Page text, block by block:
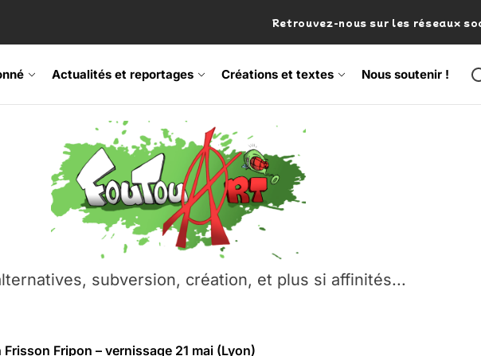
Retrouvez-nous sur les réseaux
Actualités et reportages Créations et textes Nous soutenir !
subversion, création, et plus si affinités...
Frisson Fripon – vernissage 21 mai (Lyon)
Festival – Samedi 18 juillet (Vaulx-en-Velin)
– Ŝtono, un livre réalisé par Michaël Moretti & Pierre Lacôte
contre l’A412 à l’Établi (Haute-Savoie)
Fripon – vernissage 21 mai (Lyon)